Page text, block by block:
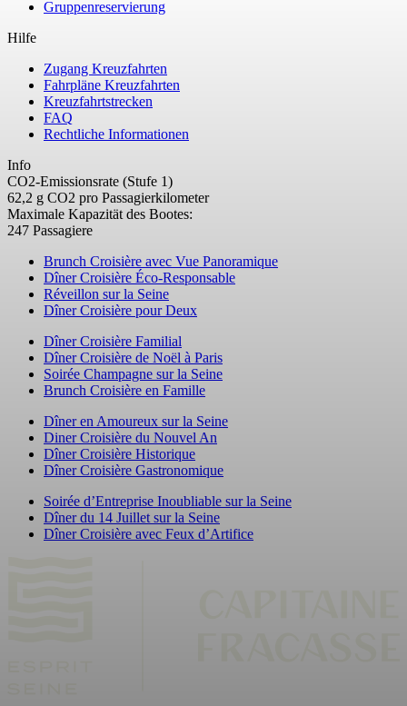
Gruppenreservierung
Hilfe
Zugang Kreuzfahrten
Fahrpläne Kreuzfahrten
Kreuzfahrtstrecken
FAQ
Rechtliche Informationen
Info
CO2-Emissionsrate (Stufe 1)
62,2 g CO2 pro Passagierkilometer
Maximale Kapazität des Bootes:
247 Passagiere
Brunch Croisière avec Vue Panoramique
Dîner Croisière Éco-Responsable
Réveillon sur la Seine
Dîner Croisière pour Deux
Dîner Croisière Familial
Dîner Croisière de Noël à Paris
Soirée Champagne sur la Seine
Brunch Croisière en Famille
Dîner en Amoureux sur la Seine
Diner Croisière du Nouvel An
Dîner Croisière Historique
Dîner Croisière Gastronomique
Soirée d’Entreprise Inoubliable sur la Seine
Dîner du 14 Juillet sur la Seine
Dîner Croisière avec Feux d’Artifice